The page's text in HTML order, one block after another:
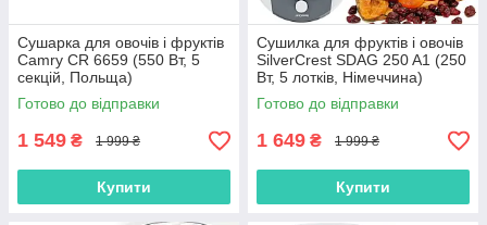
Сушарка для овочів і фруктів
Camry CR 6659 (550 Вт, 5
секцій, Польща)
Готово до відправки
1 549 ₴ 1 999 ₴
Купити
Сушилка для фруктів і овочів
SilverCrest SDAG 250 A1 (250
Вт, 5 лотків, Німеччина)
Готово до відправки
1 649 ₴ 1 999 ₴
Купити